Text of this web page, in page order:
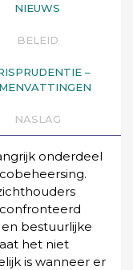
NIEUWS
BELEID
–
NASLAG
onderdeel
bestuurlijke
het niet
is wanneer er